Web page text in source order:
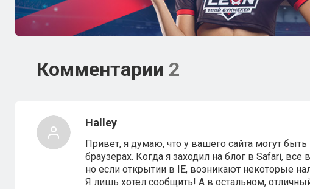
Комментарии 2
Halley
Привет, я думаю, что у вашего сайта могут
браузерах. Когда я заходил на блог в Safari, все
но если открытии в IE, возникают некоторые
Я лишь хотел сообщить! А в остальном,